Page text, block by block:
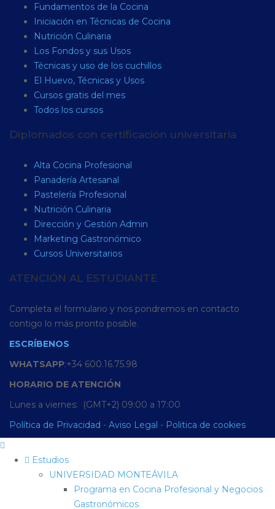
Fundamentos de la Cocina
Iniciación en Técnicas de Cocina
Nutrición Culinaria
Los Fondos y sus Usos
Técnicas y uso de los cuchillos
El Huevo, Técnicas y Usos
Cursos gratis del mes
Todos los cursos
Diplomados con certificación universitaria
Alta Cocina Profesional
Panadería Artesanal
Pastelería Profesional
Nutrición Culinaria
Dirección y Gestión Admin
Marketing Gastronómico
Cursos Universitarios
ATENCIÓN AL ESTUDIANTE
Completa el formulario y nos pondremos en contacto
contigo lo más pronto posible.
ESCRÍBENOS
WHATSAPP:+34 600.16.75.98
HORARIO DE ATENCIÓN
Lunes a viernes: (GMT+2) 09:00 a 17:00
Política de Privacidad - Aviso Legal - Politica de cookies
Estudios
UNIVERSIDAD MONTEÁVILA
Programa en Cocina Profesional y Negocios
Gastronómicos